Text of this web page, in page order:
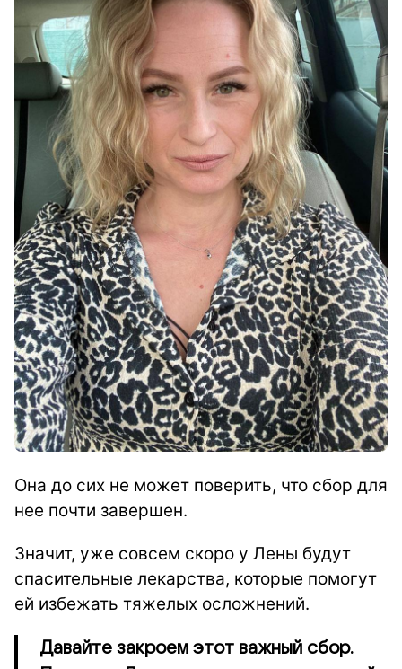
Она до сих не может поверить, что сбор для
нее почти завершен.
Значит, уже совсем скоро у Лены будут
спасительные лекарства, которые помогут
ей избежать тяжелых осложнений.
Давайте закроем этот важный сбор.